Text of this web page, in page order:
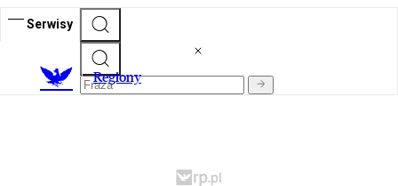
Serwisy
Regiony